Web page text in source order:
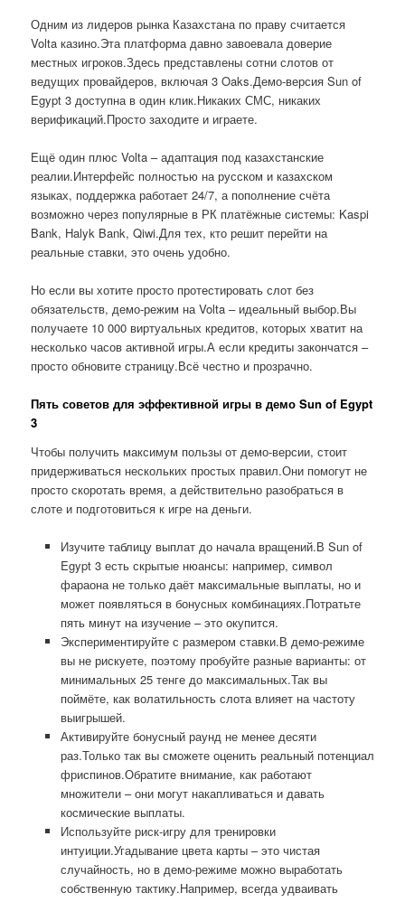
Одним из лидеров рынка Казахстана по праву считается
Volta казино.Эта платформа давно завоевала доверие
местных игроков.Здесь представлены сотни слотов от
ведущих провайдеров, включая 3 Oaks.Демо-версия Sun of
Egypt 3 доступна в один клик.Никаких СМС, никаких
верификаций.Просто заходите и играете.
Ещё один плюс Volta – адаптация под казахстанские
реалии.Интерфейс полностью на русском и казахском
языках, поддержка работает 24/7, а пополнение счёта
возможно через популярные в РК платёжные системы: Kaspi
Bank, Halyk Bank, Qiwi.Для тех, кто решит перейти на
реальные ставки, это очень удобно.
Но если вы хотите просто протестировать слот без
обязательств, демо-режим на Volta – идеальный выбор.Вы
получаете 10 000 виртуальных кредитов, которых хватит на
несколько часов активной игры.А если кредиты закончатся –
просто обновите страницу.Всё честно и прозрачно.
Пять советов для эффективной игры в демо Sun of Egypt
3
Чтобы получить максимум пользы от демо-версии, стоит
придерживаться нескольких простых правил.Они помогут не
просто скоротать время, а действительно разобраться в
слоте и подготовиться к игре на деньги.
Изучите таблицу выплат до начала вращений.В Sun of
Egypt 3 есть скрытые нюансы: например, символ
фараона не только даёт максимальные выплаты, но и
может появляться в бонусных комбинациях.Потратьте
пять минут на изучение – это окупится.
Экспериментируйте с размером ставки.В демо-режиме
вы не рискуете, поэтому пробуйте разные варианты: от
минимальных 25 тенге до максимальных.Так вы
поймёте, как волатильность слота влияет на частоту
выигрышей.
Активируйте бонусный раунд не менее десяти
раз.Только так вы сможете оценить реальный потенциал
фриспинов.Обратите внимание, как работают
множители – они могут накапливаться и давать
космические выплаты.
Используйте риск-игру для тренировки
интуиции.Угадывание цвета карты – это чистая
случайность, но в демо-режиме можно выработать
собственную тактику.Например, всегда удваивать